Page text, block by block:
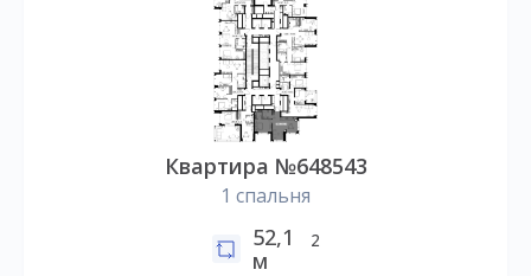
Квартира №648543
1 спальня
52,1
м
2